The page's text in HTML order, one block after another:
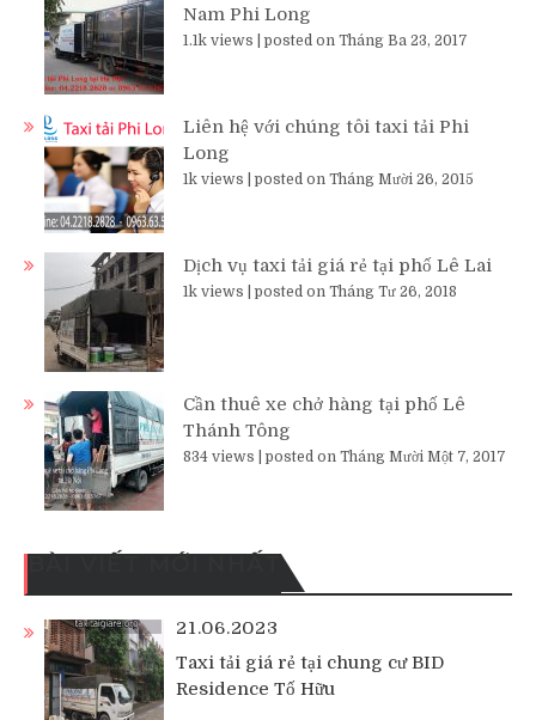
Nam Phi Long
1.1k views posted on Tháng Ba 23, 2017
Liên hệ với chúng tôi taxi tải Phi
Long
1k views posted on Tháng Mười 26, 2015
Dịch vụ taxi tải giá rẻ tại phố Lê Lai
1k views posted on Tháng Tư 26, 2018
Cần thuê xe chở hàng tại phố Lê
Thánh Tông
834 views posted on Tháng Mười Một 7, 2017
BÀI VIẾT MỚI NHẤT
21.06.2023
Taxi tải giá rẻ tại chung cư BID
Residence Tố Hữu